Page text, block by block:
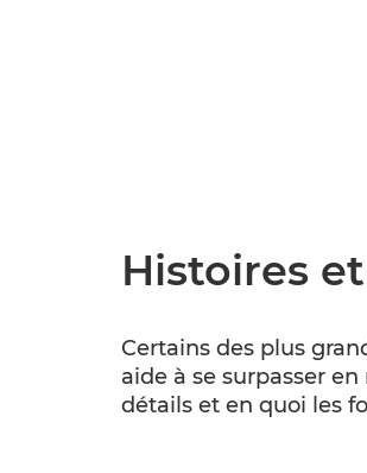
Histoires
Certains des plus
aide à se surpasser
détails et en quoi les